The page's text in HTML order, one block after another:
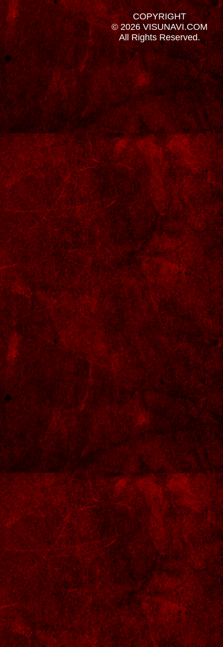
COPYRIGHT
© 2026 VISUNAVI.COM
All Rights Reserved.